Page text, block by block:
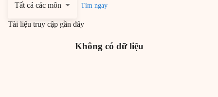
Tất cả các môn Tìm ngay
Tài liệu truy cập gần đây
Không có dữ liệu